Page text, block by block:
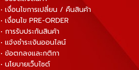
• เงื่อนไขการเปลี่ยน / คืนสินค้า
• เงื่อนไข PRE-ORDER
• การรับประกันสินค้า
• แจ้งชำระเงินออนไลน์
• ข้อตกลงและกติกา
• นโยบายเว็บไซต์